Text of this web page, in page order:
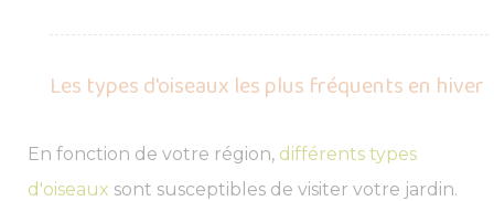
Les types d'oiseaux les plus fréquents en hiver
En fonction de votre région, différents types
d'oiseaux sont susceptibles de visiter votre jardin.